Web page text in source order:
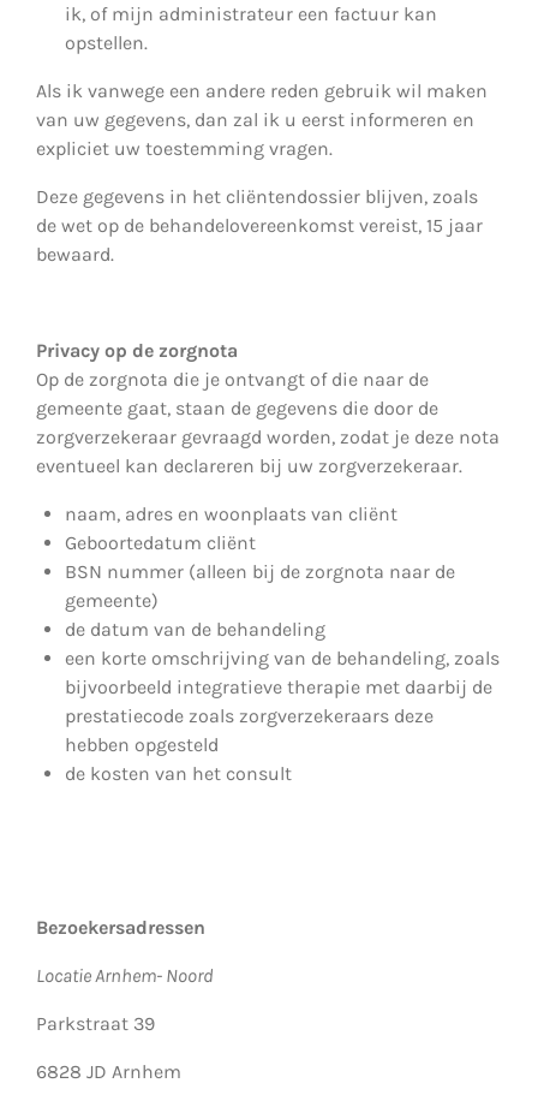
ik, of mijn administrateur een factuur kan
opstellen.
Als ik vanwege een andere reden gebruik wil maken
van uw gegevens, dan zal ik u eerst informeren en
expliciet uw toestemming vragen.
Deze gegevens in het cliëntendossier blijven, zoals
de wet op de behandelovereenkomst vereist, 15 jaar
bewaard.
Privacy op de zorgnota
Op de zorgnota die je ontvangt of die naar de
gemeente gaat, staan de gegevens die door de
zorgverzekeraar gevraagd worden, zodat je deze nota
eventueel kan declareren bij uw zorgverzekeraar.
naam, adres en woonplaats van cliënt
Geboortedatum cliënt
BSN nummer (alleen bij de zorgnota naar de
gemeente)
de datum van de behandeling
een korte omschrijving van de behandeling, zoals
bijvoorbeeld integratieve therapie met daarbij de
prestatiecode zoals zorgverzekeraars deze
hebben opgesteld
de kosten van het consult
Bezoekersadressen
Locatie Arnhem- Noord
Parkstraat 39
6828 JD Arnhem